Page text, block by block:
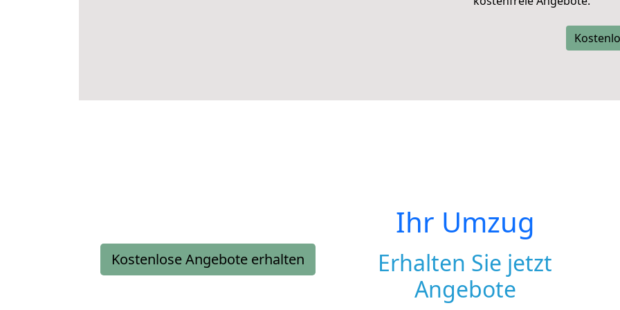
Kostenlose Angebote erhalten
Ihr Umzug
Erhalten Sie jetzt
Angebote